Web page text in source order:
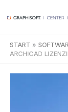
Inhalt
START
ARCHICAD